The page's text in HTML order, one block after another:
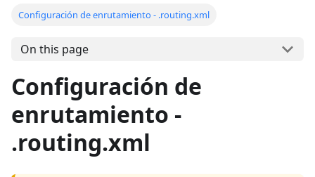
Configuración de enrutamiento - .routing.xml
On this page
Configuración de
enrutamiento -
.routing.xml